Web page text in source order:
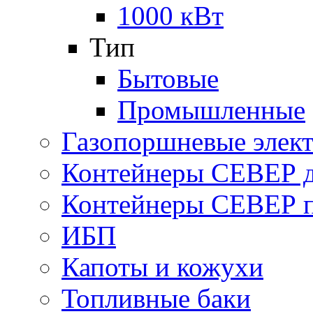
1000 кВт
Тип
Бытовые
Промышленные
Газопоршневые
Контейнеры СЕВЕР
Контейнеры СЕВЕР
ИБП
Капоты и кожухи
Топливные баки